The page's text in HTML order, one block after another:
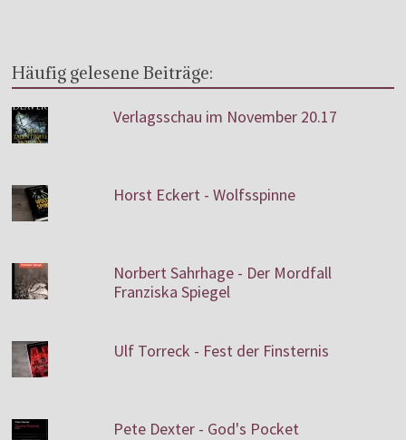
Häufig gelesene Beiträge:
Verlagsschau im November 20.17
Horst Eckert - Wolfsspinne
Norbert Sahrhage - Der Mordfall
Franziska Spiegel
Ulf Torreck - Fest der Finsternis
Pete Dexter - God's Pocket